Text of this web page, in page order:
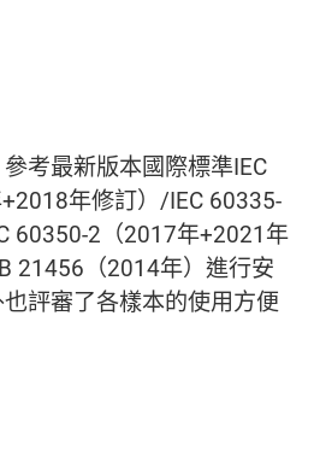
考最新版本國際標準IEC
年修訂）/IEC 60335-
60350-2（2017年+2021年
21456（2014年）進行安
評審了各樣本的使用方便